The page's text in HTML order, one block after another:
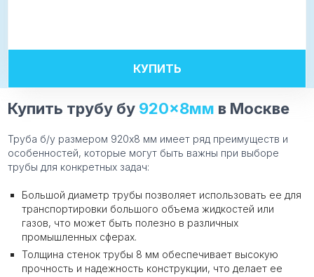
КУПИТЬ
Купить трубу бу 920×8мм в Москве
Труба б/у размером 920х8 мм имеет ряд преимуществ и
особенностей, которые могут быть важны при выборе
трубы для конкретных задач:
Большой диаметр трубы позволяет использовать ее для
транспортировки большого объема жидкостей или
газов, что может быть полезно в различных
промышленных сферах.
Толщина стенок трубы 8 мм обеспечивает высокую
прочность и надежность конструкции, что делает ее